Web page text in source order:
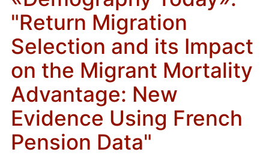
"Return Migration
Selection and its Impact
on the Migrant Mortality
Advantage: New
Evidence Using French
Pension Data"